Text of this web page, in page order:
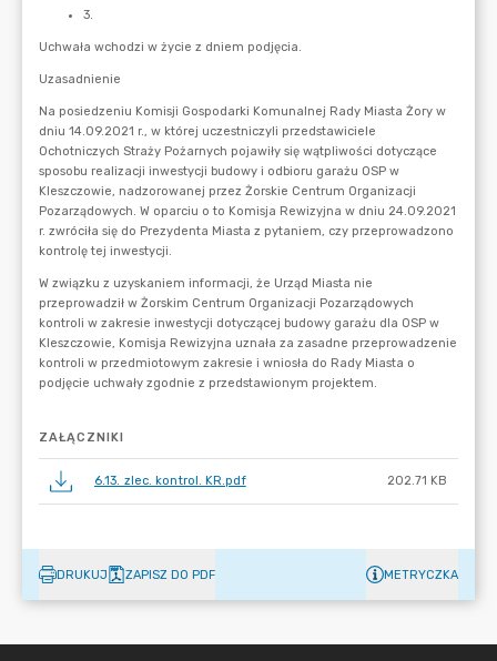
ZAŁĄCZNIKI
6.13. zlec. kontrol. KR.pdf 202.71 KB
DRUKUJ ZAPISZ DO PDF METRYCZKA